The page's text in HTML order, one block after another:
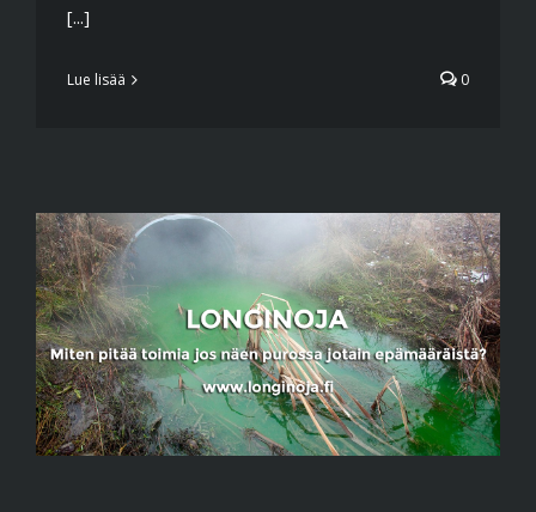
[...]
Lue lisää 0